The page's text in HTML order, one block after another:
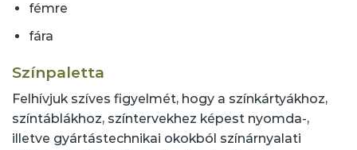
fémre
fára
Színpaletta
Felhívjuk szíves figyelmét, hogy a színkártyákhoz,
színtáblákhoz, színtervekhez képest nyomda-,
illetve gyártástechnikai okokból színárnyalati